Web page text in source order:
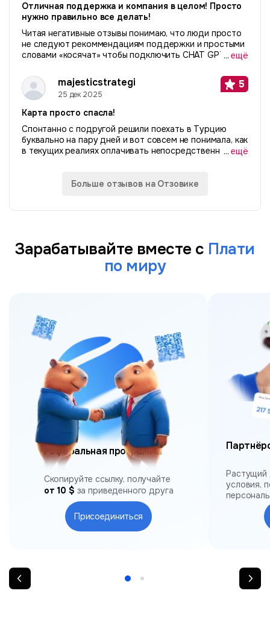
Отличная поддержка и компания в целом! Просто
нужно правильно все делать!
Читая негативные отзывы понимаю, что люди просто
не следуют рекоммендациям поддержки и простыми
словами «косячат» чтобы подключить CHAT GPT или
«счастье». Расскажу свою историю. Я живу за
рубежом...
...ещё
majesticstrategi
25 дек 2025
5
Карта просто спасла!
Спонтанно с подругой решили поехать в Турцию
буквально на пару дней и вот совсем не понимала, как
в текущих реалиях оплачивать непосредственно там.
...ещё
Больше отзывов на Отзовике
Зарабатывайте вместе с Плати
по миру
Реферальная программа
Скопируйте ссылку, получайте
от 10 $ за приведенного друга
Присоединиться
Растущий
условия,